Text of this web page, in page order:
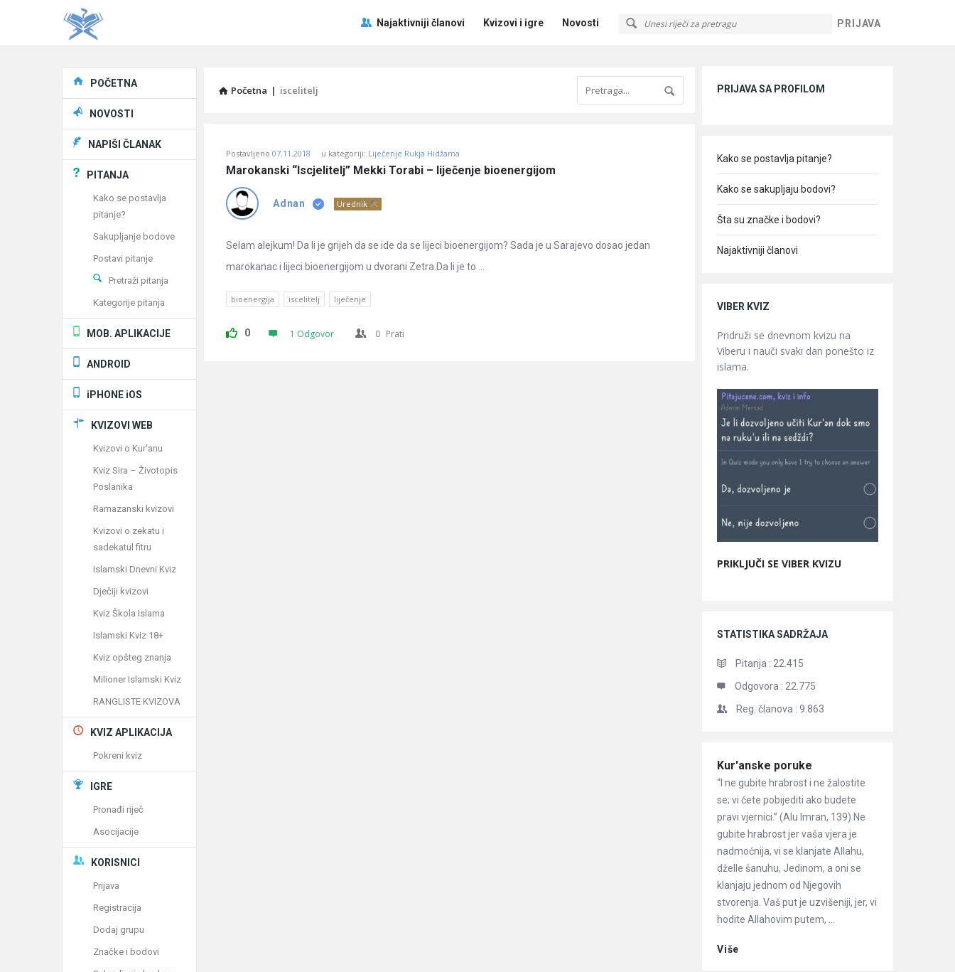
PRIJAVA
Pitaj
Učene
Najaktivniji članovi Kvizovi i igre Novosti
Početna | iscelitelj
Učene
Latest
Pitanja
Postavljeno 07.11.2018 u kategoriji: Liječenje Rukja Hidžama
Marokanski “Iscjelitelj” Mekki Torabi – liječenje bioenergijom
Adnan Urednik
Selam alejkum! Da li je grijeh da se ide da se lijeci bioenergijom? Sada je u Sarajevo dosao jedan
marokanac i lijeci bioenergijom u dvorani Zetra.Da li je to ...
bioenergija iscelitelj liječenje
0 1 Odgovor 0 Prati
PRIJAVA SA PROFILOM
Kako se postavlja pitanje?
Kako se sakupljaju bodovi?
Šta su značke i bodovi?
Najaktivniji članovi
VIBER KVIZ
Pridruži se dnevnom kvizu na
Viberu i nauči svaki dan ponešto iz
islama.
PRIKLJUČI SE VIBER KVIZU
STATISTIKA SADRŽAJA
Pitanja : 22.415
Odgovora : 22.775
Reg. članova : 9.863
Članci
Kur'anske poruke
“I ne gubite hrabrost i ne žalostite
se; vi ćete pobijediti ako budete
pravi vjernici.” (Alu Imran, 139) Ne
gubite hrabrost jer vaša vjera je
nadmoćnija, vi se klanjate Allahu,
dželle šanuhu, Jedinom, a oni se
klanjaju jednom od Njegovih
stvorenja. Vaš put je uzvišeniji, jer, vi
hodite Allahovim putem, ...
Više
Explore
POČETNA
NOVOSTI
NAPIŠI ČLANAK
PITANJA
Kako se postavlja
pitanje?
Sakupljanje bodove
Postavi pitanje
Pretraži pitanja
Kategorije pitanja
MOB. APLIKACIJE
ANDROID
iPHONE iOS
KVIZOVI WEB
Kvizovi o Kur'anu
Kviz Sira – Životopis
Poslanika
Ramazanski kvizovi
Kvizovi o zekatu i
sadekatul fitru
Islamski Dnevni Kviz
Dječiji kvizovi
Kviz Škola Islama
Islamski Kviz 18+
Kviz opšteg znanja
Milioner Islamski Kviz
RANGLISTE KVIZOVA
KVIZ APLIKACIJA
Pokreni kviz
IGRE
Pronađi riječ
Asocijacije
KORISNICI
Prijava
Registracija
Dodaj grupu
Značke i bodovi